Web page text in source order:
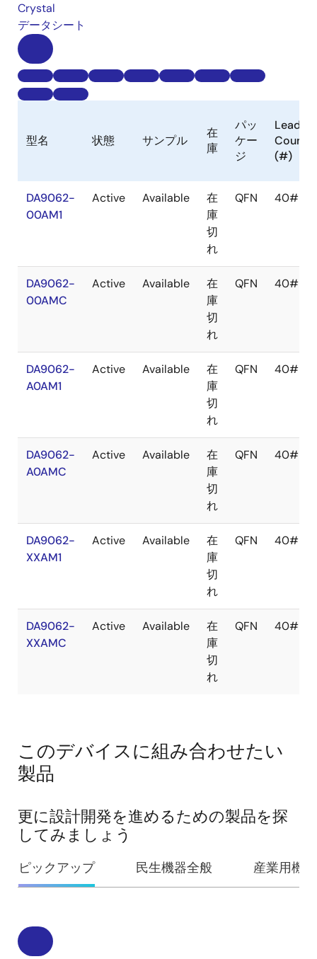
Crystal
データシート
型名 状態 サンプル
在
庫
パッ
ケー
ジ
Lead
Count
(#)
DA9062-
00AM1
Active Available
在
庫
切
れ
QFN 40#
DA9062-
00AMC
Active Available
在
庫
切
れ
QFN 40#
DA9062-
A0AM1
Active Available
在
庫
切
れ
QFN 40#
DA9062-
A0AMC
Active Available
在
庫
切
れ
QFN 40#
DA9062-
XXAM1
Active Available
在
庫
切
れ
QFN 40#
DA9062-
XXAMC
Active Available
在
庫
切
れ
QFN 40#
このデバイスに組み合わせたい
製品
更に設計開発を進めるための製品を探
してみましょう
ピックアップ 民生機器全般 産業用機器